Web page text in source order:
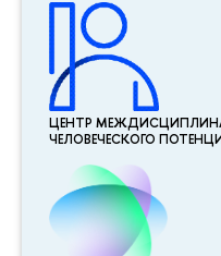
ЦЕНТР
ЧЕЛОВЕЧЕСКОГО